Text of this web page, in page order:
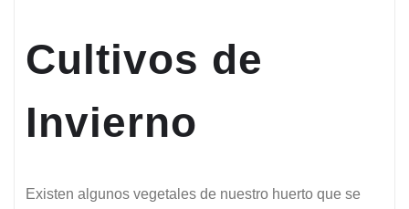
Cultivos de
Invierno
Existen algunos vegetales de nuestro huerto que se